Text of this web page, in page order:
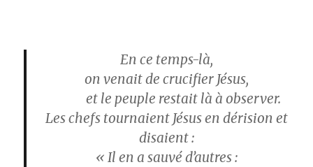
En ce temps-là,
on venait de crucifier Jésus,
et le peuple restait là à observer.
Les chefs tournaient Jésus en dérision et
disaient :
« Il en a sauvé d’autres :